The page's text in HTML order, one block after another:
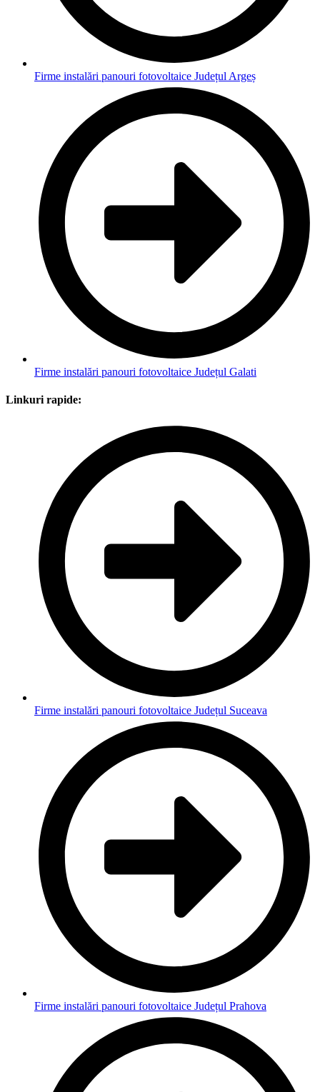
Firme instalări panouri fotovoltaice Județul Argeș
Firme instalări panouri fotovoltaice Județul Galati
Linkuri rapide:
Firme instalări panouri fotovoltaice Județul Suceava
Firme instalări panouri fotovoltaice Județul Prahova